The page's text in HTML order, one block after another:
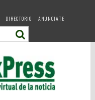
DIRECTORIO ANÚNCIATE